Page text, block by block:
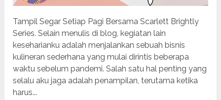
Tampil Segar Setiap Pagi Bersama Scarlett Brightly
Series. Selain menulis di blog, kegiatan lain
keseharianku adalah menjalankan sebuah bisnis
kulineran sederhana yang mulai dirintis beberapa
waktu sebelum pandemi. Salah satu hal penting yang
selalu aku jaga adalah penampilan, terutama ketika
harus...